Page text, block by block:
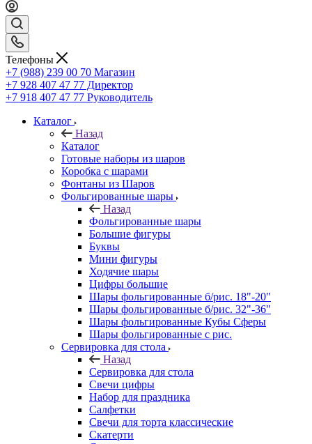
Телефоны
+7 (988) 239 00 70 Магазин
+7 928 407 47 77 Директор
+7 918 407 47 77 Руководитель
Каталог
Назад
Каталог
Готовые наборы из шаров
Коробка с шарами
Фонтаны из Шаров
Фольгированные шары
Назад
Фольгированные шары
Большие фигуры
Буквы
Мини фигуры
Ходячие шары
Цифры большие
Шары фольгированные б/рис. 18"-20"
Шары фольгированные б/рис. 32"-36"
Шары фольгированные Кубы Сферы
Шары фольгированные с рис.
Сервировка для стола
Назад
Сервировка для стола
Свечи цифры
Набор для праздника
Салфетки
Свечи для торта классические
Скатерти